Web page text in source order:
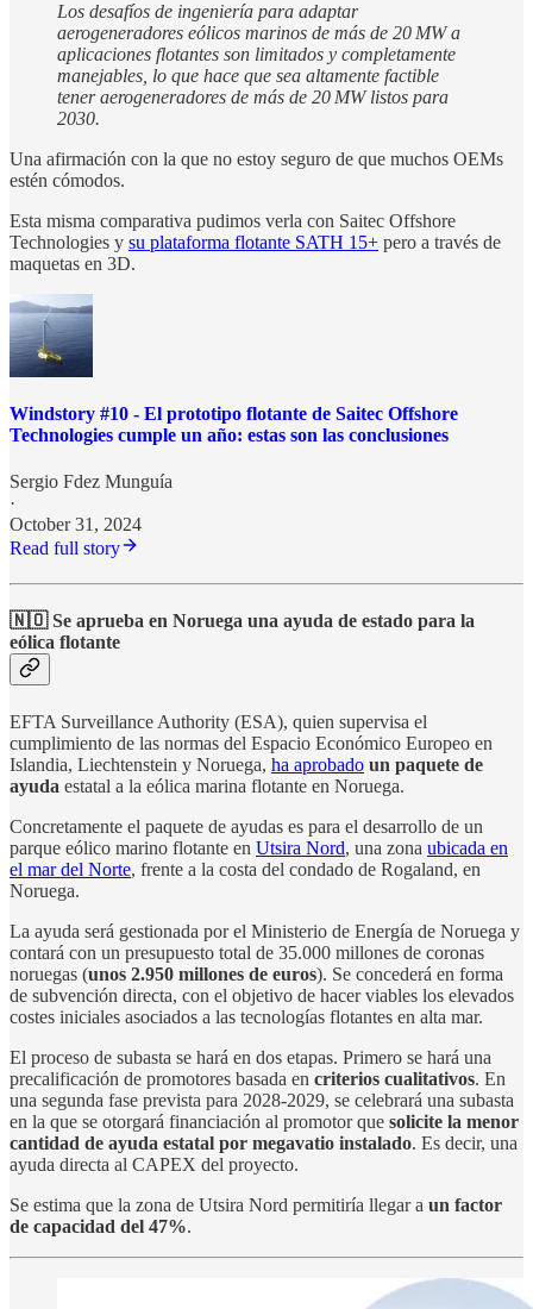
Los desafíos de ingeniería para adaptar
aerogeneradores eólicos marinos de más de 20 MW a
aplicaciones flotantes son limitados y completamente
manejables, lo que hace que sea altamente factible
tener aerogeneradores de más de 20 MW listos para
2030.
Una afirmación con la que no estoy seguro de que muchos OEMs
estén cómodos.
Esta misma comparativa pudimos verla con Saitec Offshore
Technologies y su plataforma flotante SATH 15+ pero a través de
maquetas en 3D.
Windstory #10 - El prototipo flotante de Saitec Offshore
Technologies cumple un año: estas son las conclusiones
Sergio Fdez Munguía
·
October 31, 2024
Read full story
🇳🇴 Se aprueba en Noruega una ayuda de estado para la
eólica flotante
EFTA Surveillance Authority (ESA), quien supervisa el
cumplimiento de las normas del Espacio Económico Europeo en
Islandia, Liechtenstein y Noruega, ha aprobado un paquete de
ayuda estatal a la eólica marina flotante en Noruega.
Concretamente el paquete de ayudas es para el desarrollo de un
parque eólico marino flotante en Utsira Nord, una zona ubicada en
el mar del Norte, frente a la costa del condado de Rogaland, en
Noruega.
La ayuda será gestionada por el Ministerio de Energía de Noruega y
contará con un presupuesto total de 35.000 millones de coronas
noruegas (unos 2.950 millones de euros). Se concederá en forma
de subvención directa, con el objetivo de hacer viables los elevados
costes iniciales asociados a las tecnologías flotantes en alta mar.
El proceso de subasta se hará en dos etapas. Primero se hará una
precalificación de promotores basada en criterios cualitativos. En
una segunda fase prevista para 2028-2029, se celebrará una subasta
en la que se otorgará financiación al promotor que solicite la menor
cantidad de ayuda estatal por megavatio instalado. Es decir, una
ayuda directa al CAPEX del proyecto.
Se estima que la zona de Utsira Nord permitiría llegar a un factor
de capacidad del 47%.